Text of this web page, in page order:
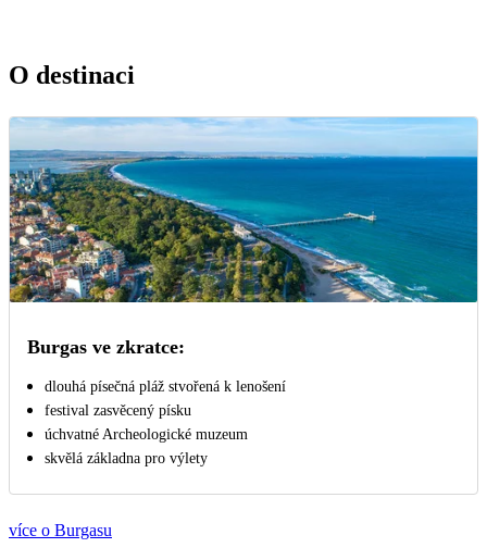
O destinaci
Burgas ve zkratce:
dlouhá písečná pláž stvořená k lenošení
festival zasvěcený písku
úchvatné Archeologické muzeum
skvělá základna pro výlety
více o Burgasu